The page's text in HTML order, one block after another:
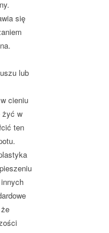
się
lub
cieniu
żyć w
ten